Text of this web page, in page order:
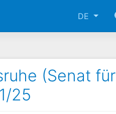
DE
(Senat für
25